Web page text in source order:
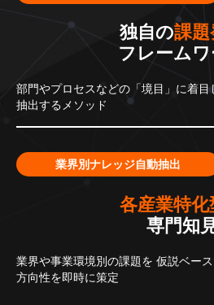
独自の課題
フレームワ
部門やプロセスなどの「境目」に着
抽出するメソッド
業界別ナレッジ自動抽出
各産業特化
専門知
業界や事業環境別の課題を 仮説ベース
方向性を即時に策定